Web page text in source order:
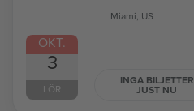
OKT.
3
LÖR
Miami, US
INGA BILJETTER
JUST NU